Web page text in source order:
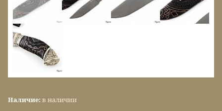
Наличие: в наличии